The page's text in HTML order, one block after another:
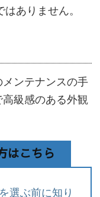
ありません。
メンテナンスの手
級感のある外観
はこちら
選ぶ前に知り